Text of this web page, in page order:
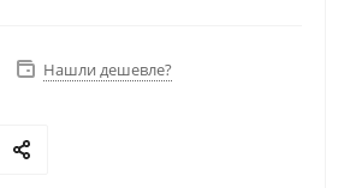
Нашли дешевле?